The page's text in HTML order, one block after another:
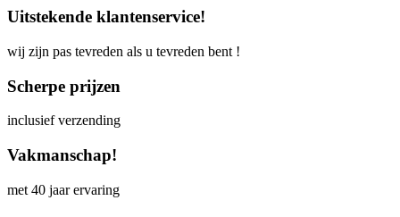
Uitstekende klantenservice!
wij zijn pas tevreden als u tevreden bent !
Scherpe prijzen
inclusief verzending
Vakmanschap!
met 40 jaar ervaring